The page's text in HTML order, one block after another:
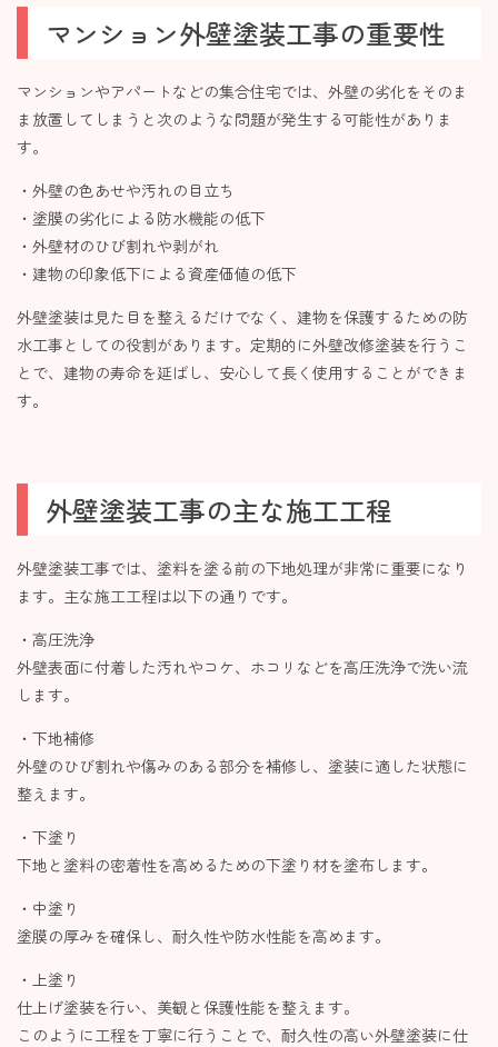
マンション外壁塗装工事の重要性
マンションやアパートなどの集合住宅では、外壁の劣化をそのま
ま放置してしまうと次のような問題が発生する可能性がありま
す。
・外壁の色あせや汚れの目立ち
・塗膜の劣化による防水機能の低下
・外壁材のひび割れや剥がれ
・建物の印象低下による資産価値の低下
外壁塗装は見た目を整えるだけでなく、建物を保護するための防
水工事としての役割があります。定期的に外壁改修塗装を行うこ
とで、建物の寿命を延ばし、安心して長く使用することができま
す。
外壁塗装工事の主な施工工程
外壁塗装工事では、塗料を塗る前の下地処理が非常に重要になり
ます。主な施工工程は以下の通りです。
・高圧洗浄
外壁表面に付着した汚れやコケ、ホコリなどを高圧洗浄で洗い流
します。
・下地補修
外壁のひび割れや傷みのある部分を補修し、塗装に適した状態に
整えます。
・下塗り
下地と塗料の密着性を高めるための下塗り材を塗布します。
・中塗り
塗膜の厚みを確保し、耐久性や防水性能を高めます。
・上塗り
仕上げ塗装を行い、美観と保護性能を整えます。
このように工程を丁寧に行うことで、耐久性の高い外壁塗装に仕